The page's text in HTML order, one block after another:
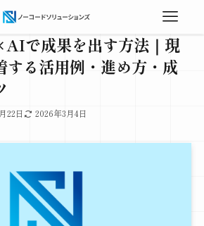
で成果を出す方法｜現
する活用例・進め方・成
22日 2026年3月4日